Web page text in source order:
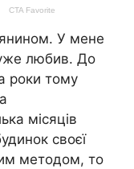
У мене
любив. До
роки тому
місяців
своєї
методом, то